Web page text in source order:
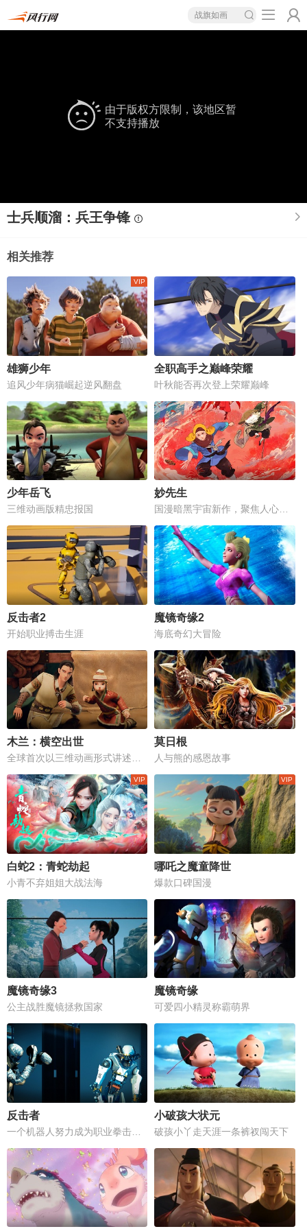
战旗如画
由于版权方限制，该地区暂
不支持播放
士兵顺溜：兵王争锋
相关推荐
雄狮少年
追风少年病猫崛起逆风翻盘
全职高手之巅峰荣耀
叶秋能否再次登上荣耀巅峰
少年岳飞
三维动画版精忠报国
妙先生
反击者2
开始职业搏击生涯
魔镜奇缘2
海底奇幻大冒险
木兰：横空出世 莫日根
人与熊的感恩故事
白蛇2：青蛇劫起
小青不弃姐姐大战法海
哪吒之魔童降世
爆款口碑国漫
魔镜奇缘3
公主战胜魔镜拯救国家
魔镜奇缘
可爱四小精灵称霸萌界
反击者 小破孩大状元
破孩小丫走天涯一条裤衩闯天下